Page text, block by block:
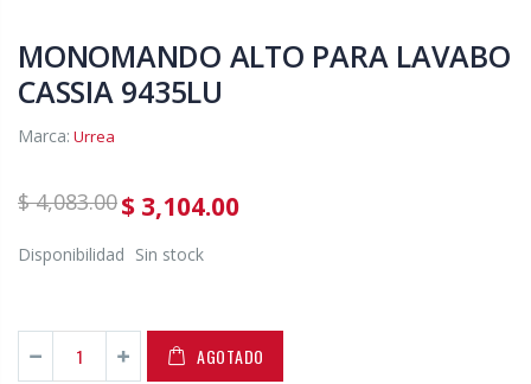
MONOMANDO ALTO PARA LAVABO
CASSIA 9435LU
Marca: Urrea
$ 4,083.00$ 3,104.00
Disponibilidad Sin stock
AGOTADO